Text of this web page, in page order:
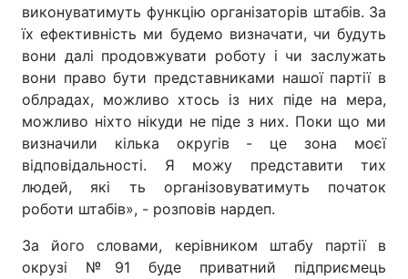
виконуватимуть функцію організаторів штабів. За
їх ефективність ми будемо визначати, чи будуть
вони далі продовжувати роботу і чи заслужать
вони право бути представниками нашої партії в
облрадах, можливо хтось із них піде на мера,
можливо ніхто нікуди не піде з них. Поки що ми
визначили кілька округів - це зона моєї
відповідальності. Я можу представити тих
людей, які ть організовуватимуть початок
роботи штабів», - розповів нардеп.
За його словами, керівником штабу партії в
окрузі №91 буде приватний підприємець